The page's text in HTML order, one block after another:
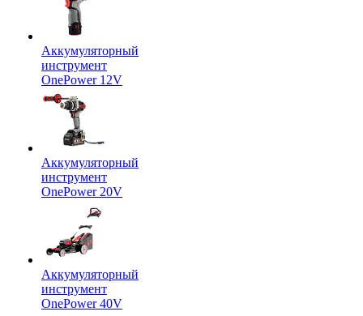
Аккумуляторный
инструмент
OnePower 12V
Аккумуляторный
инструмент
OnePower 20V
Аккумуляторный
инструмент
OnePower 40V